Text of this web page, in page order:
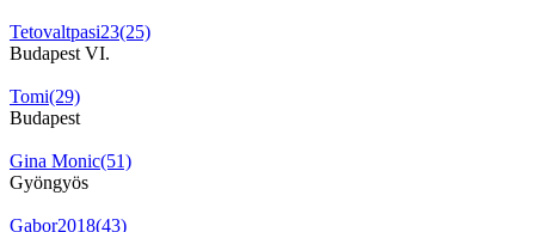
Tetovaltpasi23(25)
Budapest VI.
Tomi(29)
Budapest
Gina Monic(51)
Gyöngyös
Gabor2018(43)